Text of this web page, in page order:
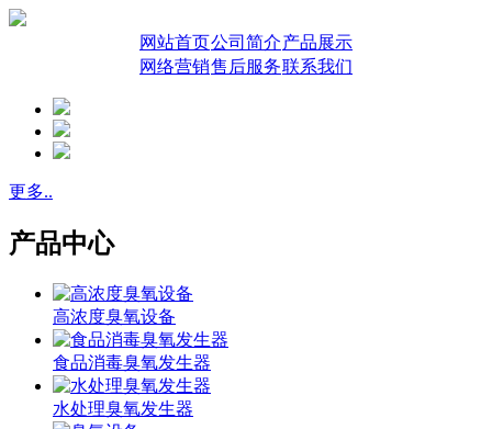
网站首页公司简介产品展示
网络营销售后服务联系我们
更多..
产品中心
高浓度臭氧设备
食品消毒臭氧发生器
水处理臭氧发生器